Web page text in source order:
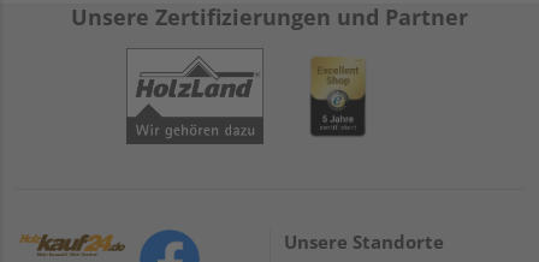
Unsere Zertifizierungen und Partner
Unsere Standorte